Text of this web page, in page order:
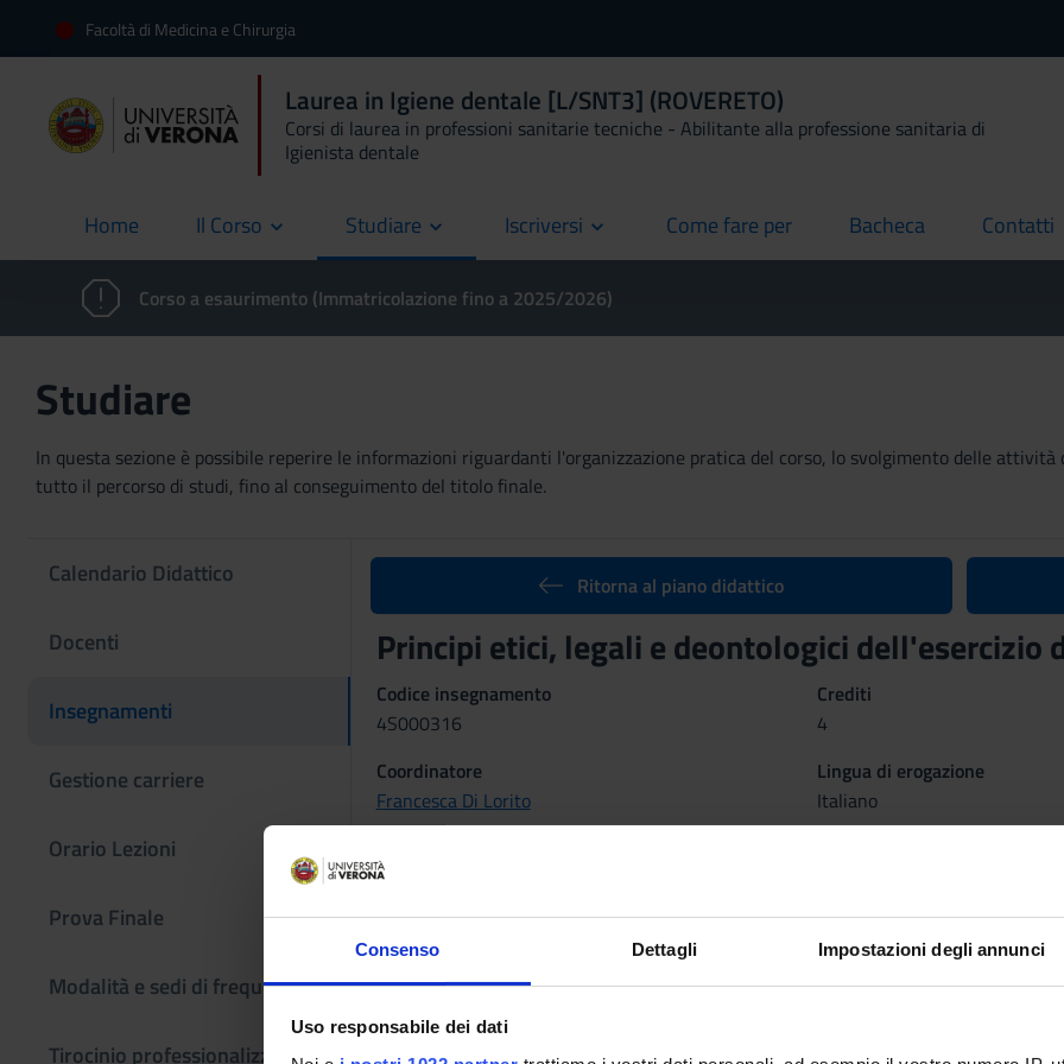
Consenso Dettagli Impostazioni degli annunci
Uso responsabile dei dati
Facoltà di Medicina e Chirurgia
Laurea in Igiene dentale [L/SNT3] (ROVERETO)
Corsi di laurea in professioni sanitarie tecniche - Abilitante alla professione sanitaria di
Igienista dentale
Home
current Il Corso Studiare Iscriversi Come fare per
current Bacheca
current Contatti
current
Corso a esaurimento (Immatricolazione fino a 2025/2026)
Studiare
In questa sezione è possibile reperire le informazioni riguardanti l'organizzazione pratica del corso, lo svolgimento delle
tutto il percorso di studi, fino al conseguimento del titolo finale.
Calendario Didattico
Docenti
Insegnamenti
Gestione carriere
Orario Lezioni
Prova Finale
Modalità e sedi di frequenza
Tirocinio professionalizzante
Ritorna al piano didattico
Principi etici, legali e deontologici
Codice insegnamento
4S000316
Crediti
4
Coordinatore
Francesca Di Lorito
Lingua di erogazione
Italiano
MEDICINA LEGALE E BIOETICA